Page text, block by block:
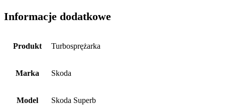
Informacje dodatkowe
Produkt Turbosprężarka
Marka Skoda
Model Skoda Superb